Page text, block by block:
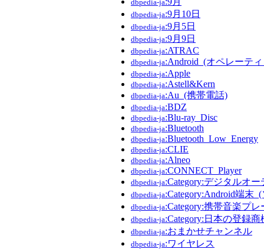
dbpedia-ja
dbpedia-ja:9月10日
dbpedia-ja:9月5日
dbpedia-ja:9月9日
dbpedia-ja:ATRAC
dbpedia-ja:Android_(オペレーテ
dbpedia-ja:Apple
dbpedia-ja:Astell&Kern
dbpedia-ja:Au_(携帯電話)
dbpedia-ja:BDZ
dbpedia-ja:Blu-ray_Disc
dbpedia-ja:Bluetooth
dbpedia-ja:Bluetooth_Low_Energy
dbpedia-ja:CLIE
dbpedia-ja:Alneo
dbpedia-ja:CONNECT_Player
dbpedia-ja:Category:デジタルオ
dbpedia-ja:Category:Android端末
dbpedia-ja:Category:携帯音楽プレ
dbpedia-ja:Category:日本の登録商
dbpedia-ja:おまかせチャンネル
dbpedia-ja:ワイヤレス